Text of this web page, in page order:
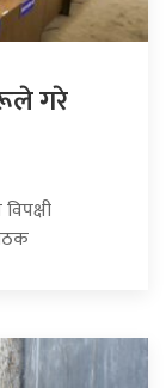
गरे